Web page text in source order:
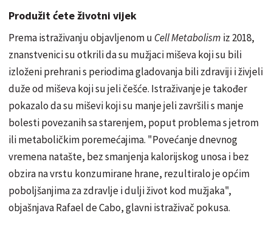
Produžit ćete životni vijek
Prema istraživanju objavljenom u Cell Metabolism iz 2018,
znanstvenici su otkrili da su mužjaci miševa koji su bili
izloženi prehrani s periodima gladovanja bili zdraviji i živjeli
duže od miševa koji su jeli češće. Istraživanje je također
pokazalo da su miševi koji su manje jeli završili s manje
bolesti povezanih sa starenjem, poput problema s jetrom
ili metaboličkim poremećajima. "Povećanje dnevnog
vremena natašte, bez smanjenja kalorijskog unosa i bez
obzira na vrstu konzumirane hrane, rezultiralo je općim
poboljšanjima za zdravlje i dulji život kod mužjaka",
objašnjava Rafael de Cabo, glavni istraživač pokusa.